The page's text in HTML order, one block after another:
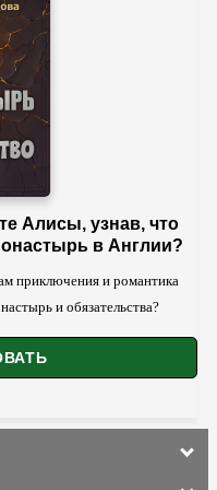
Алисы, узнав, что
в Англии?
приключения и романтика
и обязательства?